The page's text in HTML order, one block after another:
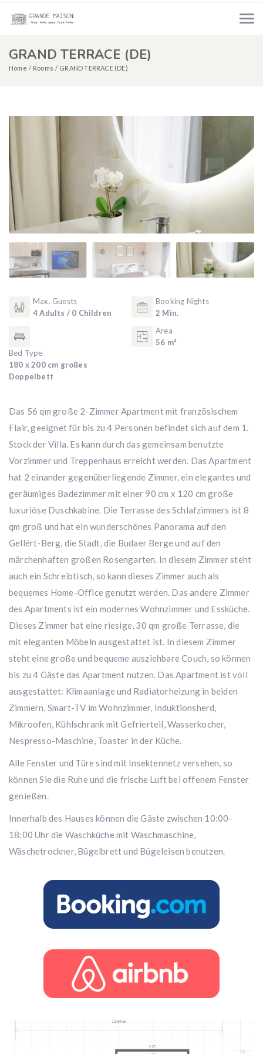
GRAND TERRACE (DE)
Home Rooms GRAND TERRACE (DE)
Max. Guests
4 Adults / 0 Children
Booking Nights
2 Min.
Bed Type
180 x 200 cm großes
Doppelbett
Area
56 m²
Das 56 qm große 2-Zimmer Apartment mit französischem
Flair, geeignet für bis zu 4 Personen befindet sich auf dem 1.
Stock der Villa. Es kann durch das gemeinsam benutzte
Vorzimmer und Treppenhaus erreicht werden. Das Apartment
hat 2 einander gegenüberliegende Zimmer, ein elegantes und
geräumiges Badezimmer mit einer 90 cm x 120 cm große
luxuriöse Duschkabine. Die Terrasse des Schlafzimmers ist 8
qm groß und hat ein wunderschönes Panorama auf den
Gellért-Berg, die Stadt, die Budaer Berge und auf den
märchenhaften großen Rosengarten. In diesem Zimmer steht
auch ein Schreibtisch, so kann dieses Zimmer auch als
bequemes Home-Office genutzt werden. Das andere Zimmer
des Apartments ist ein modernes Wohnzimmer und Essküche.
Dieses Zimmer hat eine riesige, 30 qm große Terrasse, die
mit eleganten Möbeln ausgestattet ist. In diesem Zimmer
steht eine große und bequeme ausziehbare Couch, so können
bis zu 4 Gäste das Apartment nutzen. Das Apartment ist voll
ausgestattet: Klimaanlage und Radiatorheizung in beiden
Zimmern, Smart-TV im Wohnzimmer, Induktionsherd,
Mikroofen, Kühlschrank mit Gefrierteil, Wasserkocher,
Nespresso-Maschine, Toaster in der Küche.
Alle Fenster und Türe sind mit Insektennetz versehen, so
können Sie die Ruhe und die frische Luft bei offenem Fenster
genießen.
Innerhalb des Hauses können die Gäste zwischen 10:00-
18:00 Uhr die Waschküche mit Waschmaschine,
Wäschetrockner, Bügelbrett und Bügeleisen benutzen.